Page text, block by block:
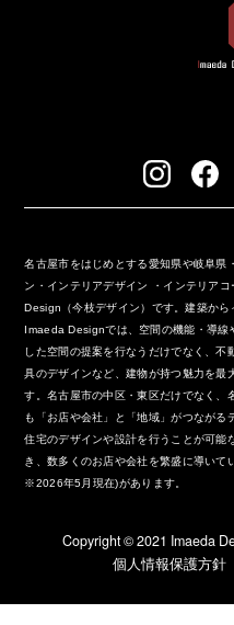
名古屋市をはじめとする愛知県や岐阜県
ン・インテリアデザイン ・インテリア
Design（今枝デザイン）です。建築か
Imaeda Designでは、空間の機能・導線
した空間の提案を行なうだけでなく、
具のデザインなど、建物が持つ魅力を最
す。名古屋市の中区・東区だけでなく、
も「お店や会社」と「地域」がつながる
住宅のデザインや設計を行うことが可能
き、数多くのお店や会社を繁盛に導い
※2026年5月現在)があります。
Copyright ©︎ 2021 Imaeda
個人情報保護方針